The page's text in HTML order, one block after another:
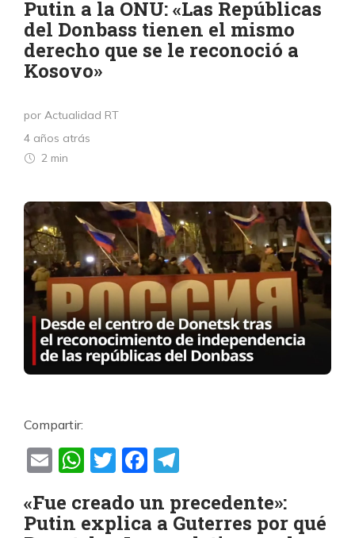
Putin a la ONU: «Las Repúblicas
del Donbass tienen el mismo
derecho que se le reconoció a
Kosovo»
por Actualidad RT
4 años atrás
2 min
Compartir:
EmailWhatsApp
TwitterFacebook
«Fue creado un precedente»:
Putin explica a Guterres por qué